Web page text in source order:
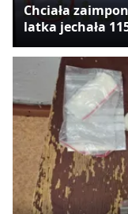
Chciała
latka jechała